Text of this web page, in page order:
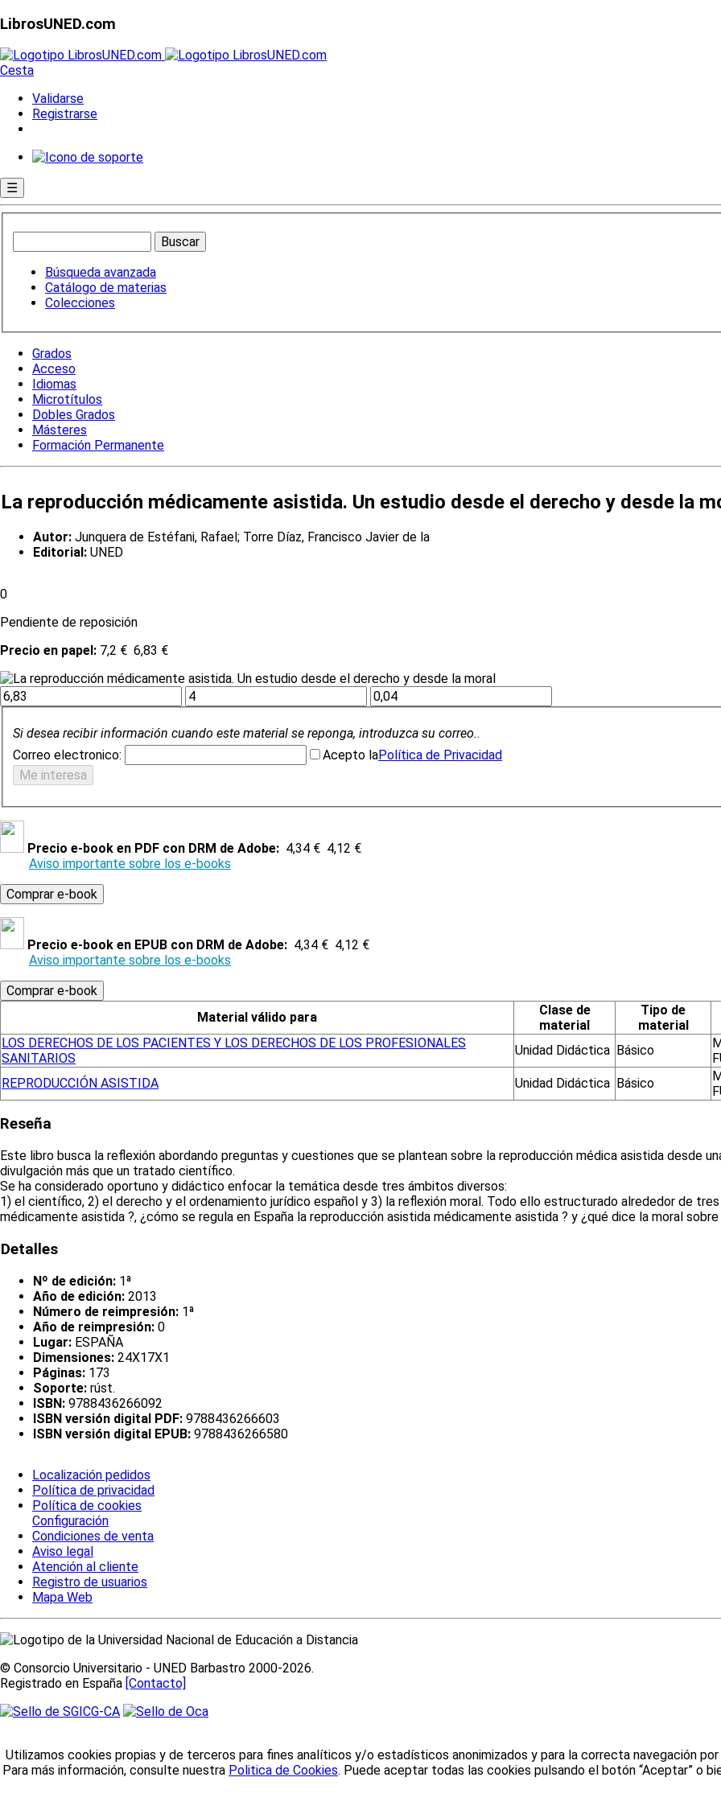
LibrosUNED.com
Cesta
Validarse
Registrarse
☰
Búsqueda avanzada
Catálogo de materias
Colecciones
Grados
Acceso
Idiomas
Microtítulos
Dobles Grados
Másteres
Formación Permanente
La reproducción médicamente asistida. Un estudio desde el derecho y desde la
Autor: Junquera de Estéfani, Rafael; Torre Díaz, Francisco Javier de la
Editorial: UNED
0
Pendiente de reposición
Precio en papel: 7,2 € 6,83 €
Si desea recibir información cuando este material se reponga, introduzca su correo..
Correo electronico:
Acepto laPolítica de Privacidad
Precio e-book en PDF con DRM de Adobe: 4,34 € 4,12 €
Aviso importante sobre los e-books
Precio e-book en EPUB con DRM de Adobe: 4,34 € 4,12 €
Aviso importante sobre los e-books
Material válido para
Clase de
material
Tipo de
material
LOS DERECHOS DE LOS PACIENTES Y LOS DERECHOS DE LOS PROFESIONALES
SANITARIOS
Unidad Didáctica Básico
REPRODUCCIÓN ASISTIDA
Unidad Didáctica Básico
Reseña
Este libro busca la reflexión abordando preguntas y cuestiones que se plantean sobre la reproducción médica asistida desde
divulgación más que un tratado científico.
Se ha considerado oportuno y didáctico enfocar la temática desde tres ámbitos diversos:
1) el científico, 2) el derecho y el ordenamiento jurídico español y 3) la reflexión moral. Todo ello estructurado alrededor de
médicamente asistida ?, ¿cómo se regula en España la reproducción asistida médicamente asistida ? y ¿qué dice la moral
Detalles
Nº de edición: 1ª
Año de edición: 2013
Número de reimpresión: 1ª
Año de reimpresión: 0
Lugar: ESPAÑA
Dimensiones: 24X17X1
Páginas: 173
Soporte: rúst.
ISBN: 9788436266092
ISBN versión digital PDF: 9788436266603
ISBN versión digital EPUB: 9788436266580
Localización pedidos
Política de privacidad
Política de cookies
Configuración
Condiciones de venta
Aviso legal
Atención al cliente
Registro de usuarios
Mapa Web
© Consorcio Universitario - UNED Barbastro 2000-2026.
Registrado en España [Contacto]
Utilizamos cookies propias y de terceros para fines analíticos y/o estadísticos anonimizados y para la correcta navegación por
Para más información, consulte nuestra Politica de Cookies. Puede aceptar todas las cookies pulsando el botón “Aceptar” o